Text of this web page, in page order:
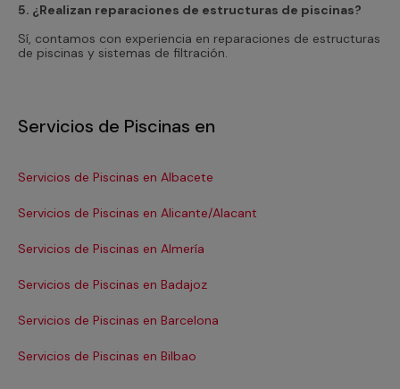
5. ¿Realizan reparaciones de estructuras de piscinas?
Sí, contamos con experiencia en reparaciones de estructuras
de piscinas y sistemas de filtración.
Servicios de Piscinas en
Servicios de Piscinas en Albacete
Servicios de Piscinas en Alicante/Alacant
Servicios de Piscinas en Almería
Servicios de Piscinas en Badajoz
Servicios de Piscinas en Barcelona
Servicios de Piscinas en Bilbao